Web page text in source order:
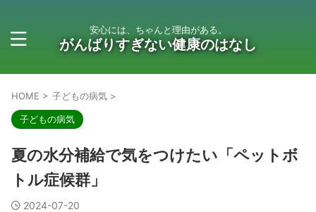
安心には、ちゃんと理由がある。
がんばりすぎない健康のはなし
HOME > 子どもの病気 >
子どもの病気
夏の水分補給で気をつけたい「ペットボ
トル症候群」
2024-07-20